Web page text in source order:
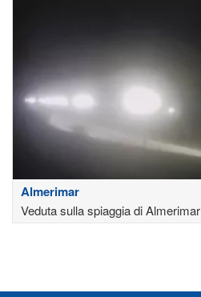
Almerimar
Veduta sulla spiaggia di Almerimar